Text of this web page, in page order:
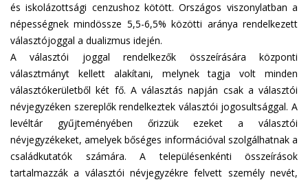
és iskolázottsági cenzushoz kötött. Országos viszonylatban a
népességnek mindössze 5,5-6,5% közötti aránya rendelkezett
választójoggal a dualizmus idején.
A választói joggal rendelkezők összeírására központi
választmányt kellett alakítani, melynek tagja volt minden
választókerületből két fő. A választás napján csak a választói
névjegyzéken szereplők rendelkeztek választói jogosultsággal. A
levéltár gyűjteményében őrizzük ezeket a választói
névjegyzékeket, amelyek bőséges információval szolgálhatnak a
családkutatók számára. A településenkénti összeírások
tartalmazzák a választói névjegyzékre felvett személy nevét,